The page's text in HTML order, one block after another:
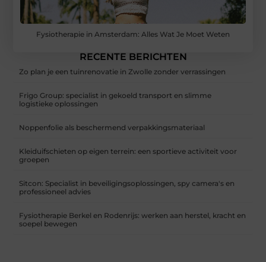
Fysiotherapie in Amsterdam: Alles Wat Je Moet Weten
RECENTE BERICHTEN
Zo plan je een tuinrenovatie in Zwolle zonder verrassingen
Frigo Group: specialist in gekoeld transport en slimme
logistieke oplossingen
Noppenfolie als beschermend verpakkingsmateriaal
Kleiduifschieten op eigen terrein: een sportieve activiteit voor
groepen
Sitcon: Specialist in beveiligingsoplossingen, spy camera's en
professioneel advies
Fysiotherapie Berkel en Rodenrijs: werken aan herstel, kracht en
soepel bewegen